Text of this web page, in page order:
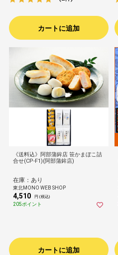
カートに追加
《送料込》阿部蒲鉾店 笹かまぼこ詰
合せ(CP-F1)(阿部蒲鉾店)
在庫：あり
東北MONO WEB SHOP
4,510 円 (税込)
205ポイント
カートに追加